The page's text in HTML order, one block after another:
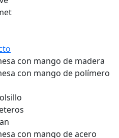
con mango de madera
con mango de polímero
con mango de acero